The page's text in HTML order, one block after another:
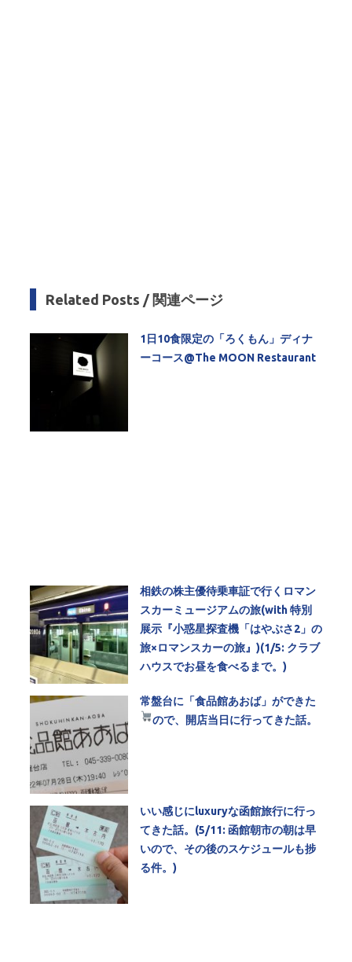
Related Posts / 関連ページ
1日10食限定の「ろくもん」ディナ
ーコース@The MOON Restaurant
相鉄の株主優待乗車証で行くロマン
スカーミュージアムの旅(with 特別
展示『小惑星探査機「はやぶさ2」の
旅×ロマンスカーの旅』)(1/5: クラブ
ハウスでお昼を食べるまで。)
常盤台に「食品館あおば」ができた
ので、開店当日に行ってきた話。
いい感じにluxuryな函館旅行に行っ
てきた話。(5/11: 函館朝市の朝は早
いので、その後のスケジュールも捗
る件。)